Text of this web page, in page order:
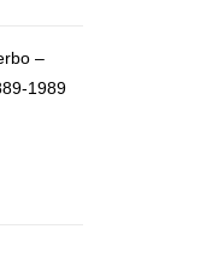
–
1989